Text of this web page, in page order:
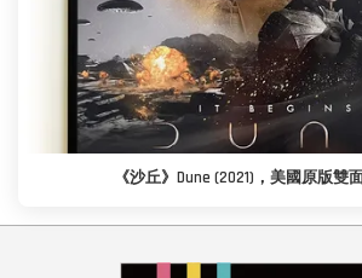
《沙丘》Dune (2021)，美國原版雙